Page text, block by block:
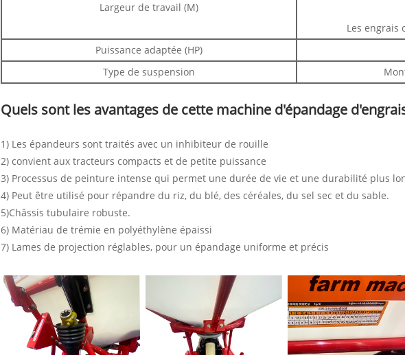
Largeur de travail (M)
Les engrais
Puissance adaptée (HP)
Type de suspension
Quels sont les avantages de cette machine d'épandage
1) Les épandeurs sont traités avec un inhibiteur de rouille
2) convient aux tracteurs compacts et de petite puissance
3) Processus de peinture intense qui permet une durée de vie et une durabilité plus
4) Peut être utilisé pour répandre du riz, du blé, des céréales, du sel sec et du sable.
5)Châssis tubulaire robuste.
6) Matériau de trémie en polyéthylène épaissi
7) Lames de projection réglables, pour un épandage uniforme et précis